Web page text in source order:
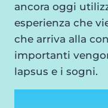
ancora oggi
esperienza che
che arriva alla
importanti
lapsus e i sogni.